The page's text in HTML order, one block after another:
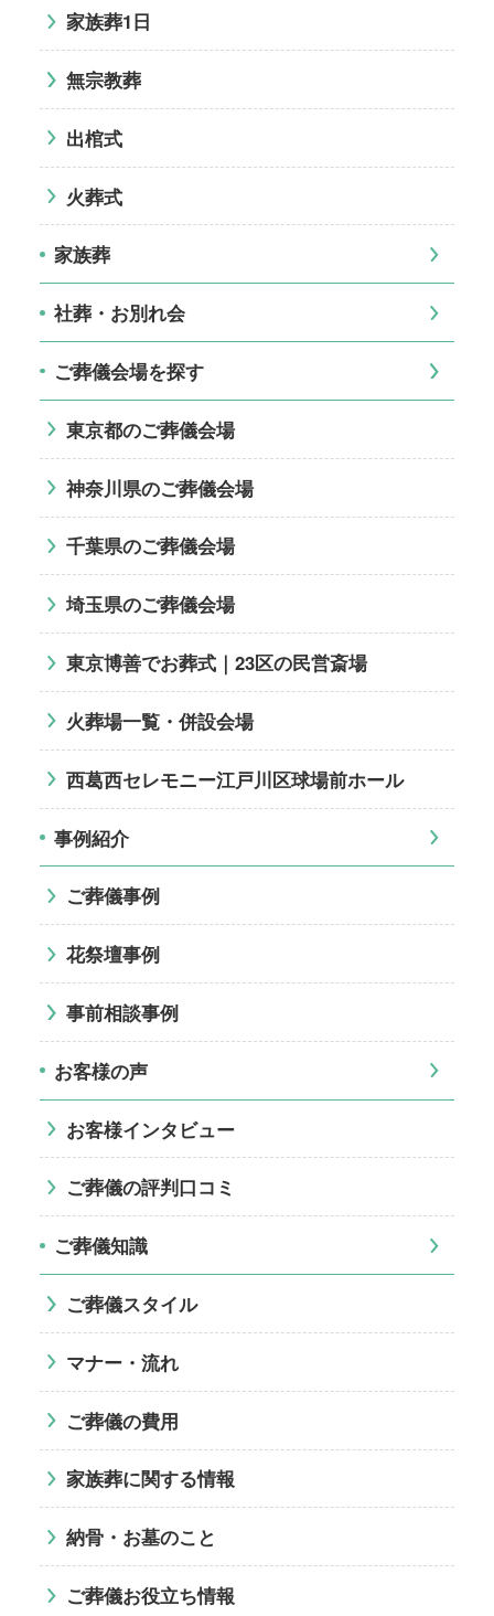
家族葬1日
無宗教葬
出棺式
火葬式
家族葬
社葬・お別れ会
ご葬儀会場を探す
東京都のご葬儀会場
神奈川県のご葬儀会場
千葉県のご葬儀会場
埼玉県のご葬儀会場
東京博善でお葬式｜23区の民営斎場
火葬場一覧・併設会場
西葛西セレモニー江戸川区球場前ホール
事例紹介
ご葬儀事例
花祭壇事例
事前相談事例
お客様の声
お客様インタビュー
ご葬儀の評判口コミ
ご葬儀知識
ご葬儀スタイル
マナー・流れ
ご葬儀の費用
家族葬に関する情報
納骨・お墓のこと
ご葬儀お役立ち情報